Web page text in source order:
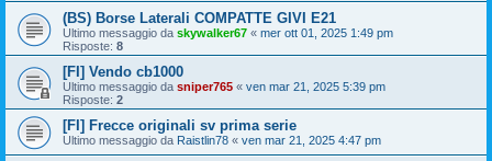
(BS) Borse Laterali COMPATTE GIVI E21
Ultimo messaggio da skywalker67 « mer ott 01, 2025 1:49 pm
Risposte: 8
[FI] Vendo cb1000
Ultimo messaggio da sniper765 « ven mar 21, 2025 5:39 pm
Risposte: 2
[FI] Frecce originali sv prima serie
Ultimo messaggio da Raistlin78 « ven mar 21, 2025 4:47 pm